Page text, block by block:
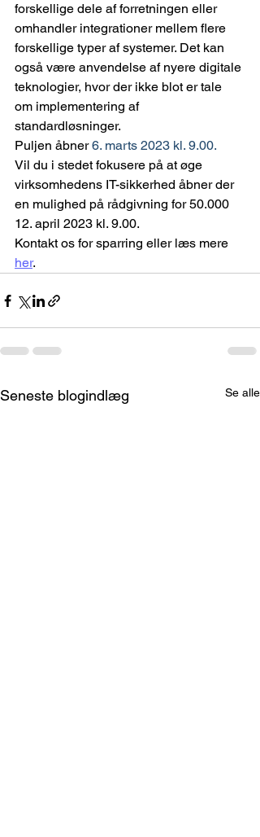
forskellige dele af forretningen eller
omhandler integrationer mellem flere
forskellige typer af systemer. Det kan
også være anvendelse af nyere digitale
teknologier, hvor der ikke blot er tale
om implementering af
standardløsninger.
Puljen åbner 6. marts 2023 kl. 9.00.
Vil du i stedet fokusere på at øge
virksomhedens IT-sikkerhed åbner der
en mulighed på rådgivning for 50.000
12. april 2023 kl. 9.00.
Kontakt os for sparring eller læs mere
her.
Seneste blogindlæg Se alle